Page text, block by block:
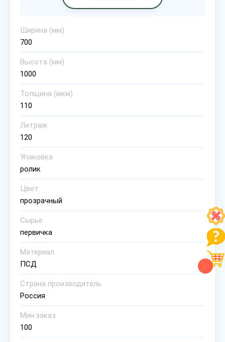
Ширина (мм)
700
Высота (мм)
1000
Толщина (мкм)
110
Литраж
120
Упаковка
ролик
Цвет
прозрачный
Сырье
первичка
Материал
ПСД
Страна производитель
Россия
Мин.заказ
100